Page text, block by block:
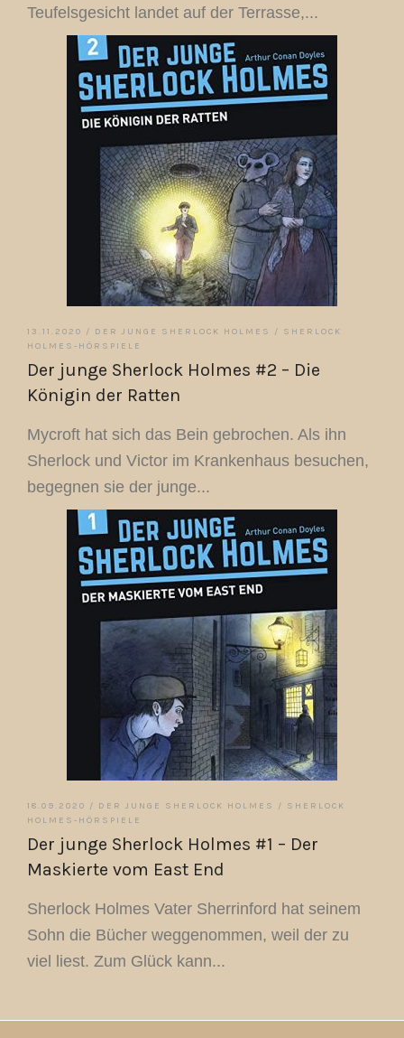
Teufelsgesicht landet auf der Terrasse,...
13.11.2020 / DER JUNGE SHERLOCK HOLMES / SHERLOCK
HOLMES-HÖRSPIELE
Der junge Sherlock Holmes #2 – Die
Königin der Ratten
Mycroft hat sich das Bein gebrochen. Als ihn
Sherlock und Victor im Krankenhaus besuchen,
begegnen sie der junge...
18.09.2020 / DER JUNGE SHERLOCK HOLMES / SHERLOCK
HOLMES-HÖRSPIELE
Der junge Sherlock Holmes #1 – Der
Maskierte vom East End
Sherlock Holmes Vater Sherrinford hat seinem
Sohn die Bücher weggenommen, weil der zu
viel liest. Zum Glück kann...